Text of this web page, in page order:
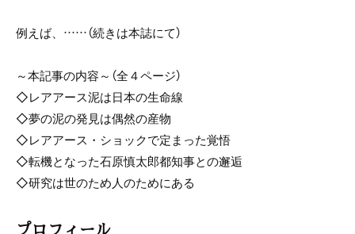
例えば、……（続きは本誌にて）
～本記事の内容～（全４ページ）
◇レアアース泥は日本の生命線
◇夢の泥の発見は偶然の産物
◇レアアース・ショックで定まった覚悟
◇転機となった石原慎太郎都知事との邂逅
◇研究は世のため人のためにある
プロフィール